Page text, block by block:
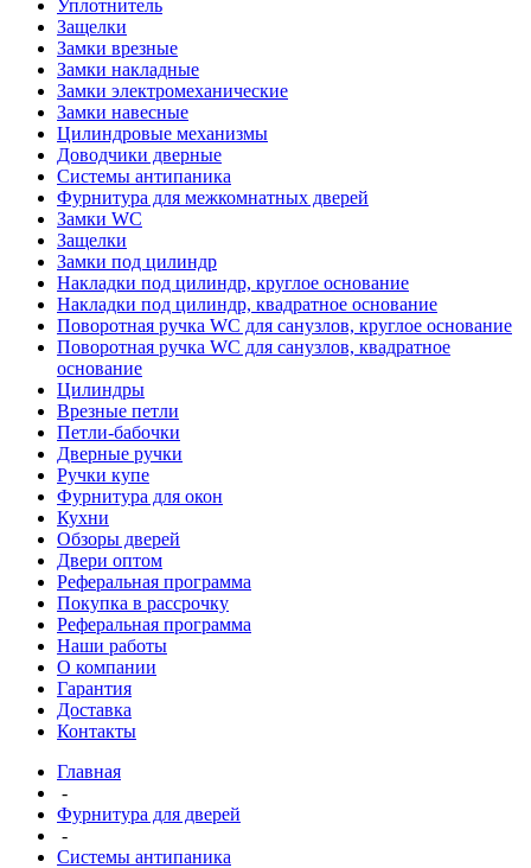
Уплотнитель
Защелки
Замки врезные
Замки накладные
Замки электромеханические
Замки навесные
Цилиндровые механизмы
Доводчики дверные
Системы антипаника
Фурнитура для межкомнатных дверей
Замки WC
Защелки
Замки под цилиндр
Накладки под цилиндр, круглое основание
Накладки под цилиндр, квадратное основание
Поворотная ручка WC для санузлов, круглое основание
Поворотная ручка WC для санузлов, квадратное
основание
Цилиндры
Врезные петли
Петли-бабочки
Дверные ручки
Ручки купе
Фурнитура для окон
Кухни
Обзоры дверей
Двери оптом
Реферальная программа
Покупка в рассрочку
Реферальная программа
Наши работы
О компании
Гарантия
Доставка
Контакты
Главная
-
Фурнитура для дверей
-
Системы антипаника